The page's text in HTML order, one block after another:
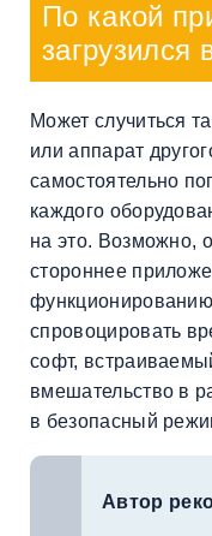
По какой
загрузился
Может случиться
или аппарат
самостоятельно
каждого
на это. Возможно,
стороннее
спровоцировать
софт,
вмешательство в
в безопасный
Автор